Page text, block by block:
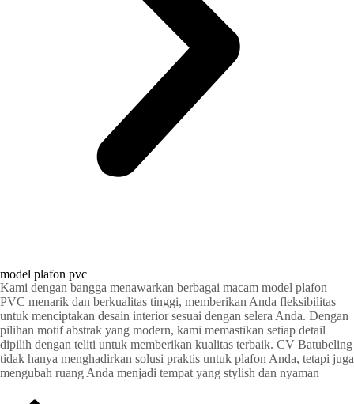
model plafon pvc
Kami dengan bangga menawarkan berbagai macam model plafon
PVC menarik dan berkualitas tinggi, memberikan Anda fleksibilitas
untuk menciptakan desain interior sesuai dengan selera Anda. Dengan
pilihan motif abstrak yang modern, kami memastikan setiap detail
dipilih dengan teliti untuk memberikan kualitas terbaik. CV Batubeling
tidak hanya menghadirkan solusi praktis untuk plafon Anda, tetapi juga
mengubah ruang Anda menjadi tempat yang stylish dan nyaman